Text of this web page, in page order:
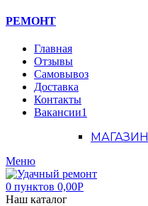
РЕМОНТ
Главная
Отзывы
Самовывоз
Доставка
Контакты
Вакансии1
МАГАЗИН
Меню
0 пунктов 0,00Р
Наш каталог